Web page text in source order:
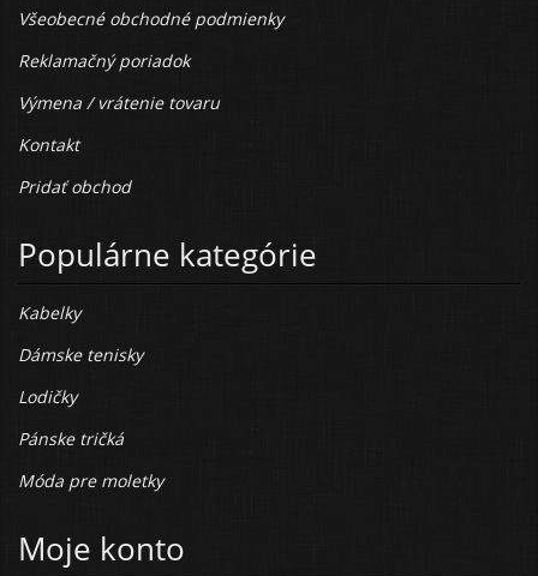
Všeobecné obchodné podmienky
Reklamačný poriadok
Výmena / vrátenie tovaru
Kontakt
Pridať obchod
Populárne kategórie
Kabelky
Dámske tenisky
Lodičky
Pánske tričká
Móda pre moletky
Moje konto